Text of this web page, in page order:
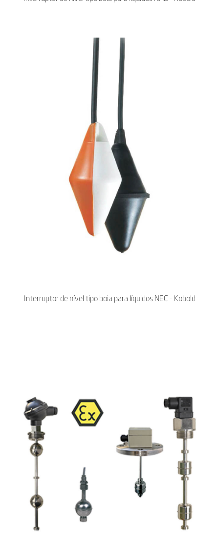
Interruptor de nível tipo boia para líquidos NEC - Kobold